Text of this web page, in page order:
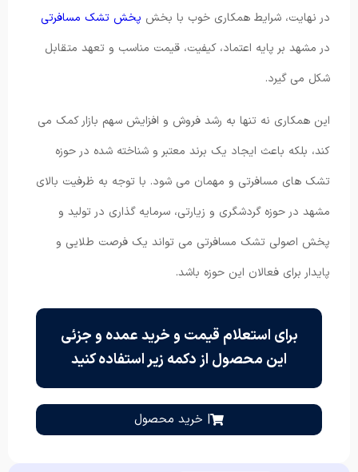
در نهایت، شرایط همکاری خوب با بخش پخش تشک مسافرتی
در مشهد بر پایه اعتماد، کیفیت، قیمت مناسب و تعهد متقابل
شکل می گیرد.
این همکاری نه تنها به رشد فروش و افزایش سهم بازار کمک می
کند، بلکه باعث ایجاد یک برند معتبر و شناخته شده در حوزه
تشک های مسافرتی و مهمان می شود. با توجه به ظرفیت بالای
مشهد در حوزه گردشگری و زیارتی، سرمایه گذاری در تولید و
پخش اصولی تشک مسافرتی می تواند یک فرصت طلایی و
پایدار برای فعالان این حوزه باشد.
برای استعلام قیمت و خرید عمده و جزئی
این محصول از دکمه زیر استفاده کنید
| خرید محصول